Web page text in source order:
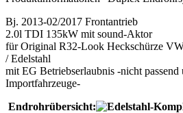
Bj. 2013-02/2017 Frontantrieb
2.0l TDI 135kW mit sound-Aktor
für Original R32-Look Heckschürze
/ Edelstahl
mit EG Betriebserlaubnis -nicht passend
Importfahrzeuge-
Endrohrübersicht: